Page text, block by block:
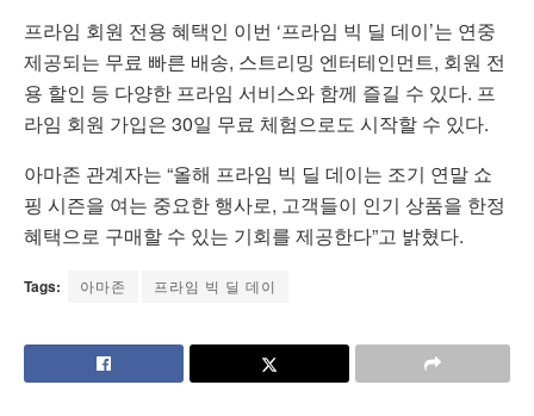
프라임 회원 전용 혜택인 이번 ‘프라임 빅 딜 데이’는 연중
제공되는 무료 빠른 배송, 스트리밍 엔터테인먼트, 회원 전
용 할인 등 다양한 프라임 서비스와 함께 즐길 수 있다. 프
라임 회원 가입은 30일 무료 체험으로도 시작할 수 있다.
아마존 관계자는 “올해 프라임 빅 딜 데이는 조기 연말 쇼
핑 시즌을 여는 중요한 행사로, 고객들이 인기 상품을 한정
혜택으로 구매할 수 있는 기회를 제공한다”고 밝혔다.
Tags: 아마존 프라임 빅 딜 데이